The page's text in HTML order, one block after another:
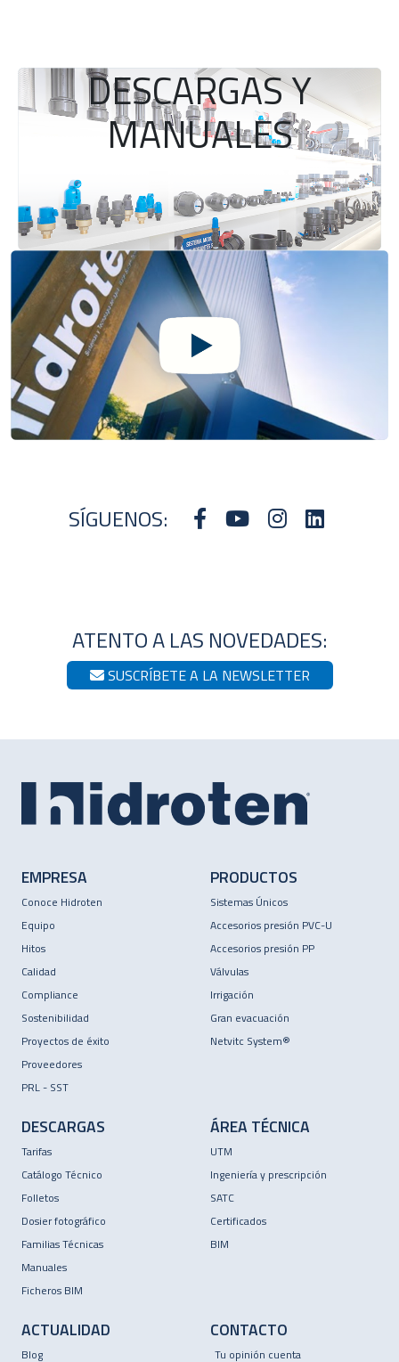
DESCARGAS Y
MANUALES
SÍGUENOS:
ATENTO A LAS NOVEDADES:
SUSCRÍBETE A LA NEWSLETTER
EMPRESA
Conoce Hidroten
Equipo
Hitos
Calidad
Compliance
Sostenibilidad
Proyectos de éxito
Proveedores
PRL - SST
PRODUCTOS
Sistemas Únicos
Accesorios presión PVC-U
Accesorios presión PP
Válvulas
Irrigación
Gran evacuación
Netvitc System®
DESCARGAS
Tarifas
Catálogo Técnico
Folletos
Dosier fotográfico
Familias Técnicas
Manuales
Ficheros BIM
ÁREA TÉCNICA
UTM
Ingeniería y prescripción
SATC
Certificados
BIM
ACTUALIDAD
Blog
CONTACTO
Tu opinión cuenta